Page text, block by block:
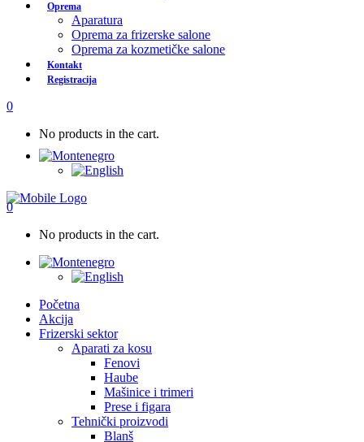
Oprema
Aparatura
Oprema za frizerske salone
Oprema za kozmetičke salone
Kontakt
Registracija
0
No products in the cart.
0
No products in the cart.
Početna
Akcija
Frizerski sektor
Aparati za kosu
Fenovi
Haube
Mašinice i trimeri
Prese i figara
Tehnički proizvodi
Blanš